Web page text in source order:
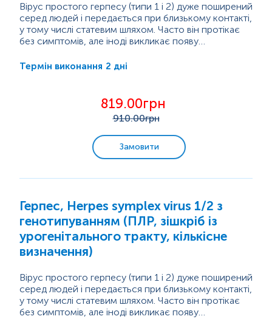
Вірус простого герпесу (типи 1 і 2) дуже поширений
серед людей і передається при близькому контакті,
у тому числі статевим шляхом. Часто він протікає
без симптомів, але іноді викликає появу
слизових оболонках (губи, рот, статеві органи, очі).
«прокидатися», викликаючи нові висипання.
оскільки може...
Термін виконання 2 дні
819.00грн
910.00грн
Замовити
Герпес, Herpes symplex virus 1/2 з
генотипуванням (ПЛР, зішкріб із
урогенітального тракту, кількісне
визначення)
Вірус простого герпесу (типи 1 і 2) дуже поширений
серед людей і передається при близькому контакті,
у тому числі статевим шляхом. Часто він протікає
без симптомів, але іноді викликає появу